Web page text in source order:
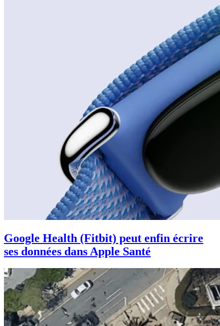
Google Health (Fitbit) peut enfin écrire
ses données dans Apple Santé